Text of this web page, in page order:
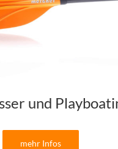
und
mehr Infos